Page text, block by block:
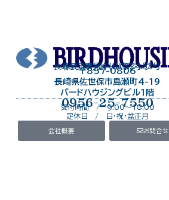
長崎県知事免許（8）第2453号
株式会社バードハウジング
〒857-0806
長崎県佐世保市島瀬町4-19
バードハウジングビル１階
0956-25-7550
受付時間 / 9:00～18:00
定休日 / 日・祝・盆正月
会社概要 お問合せ